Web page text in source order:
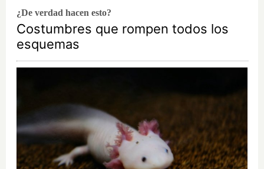
¿De verdad hacen esto?
Costumbres que rompen todos los
esquemas